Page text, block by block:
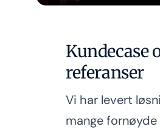
Kundecase
referanser
Vi har levert
mange fornøyde